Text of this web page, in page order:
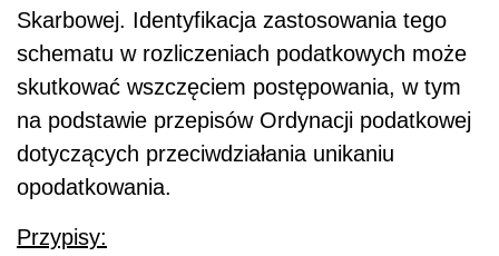
Skarbowej. Identyfikacja zastosowania tego
schematu w rozliczeniach podatkowych może
skutkować wszczęciem postępowania, w tym
na podstawie przepisów Ordynacji podatkowej
dotyczących przeciwdziałania unikaniu
opodatkowania.
Przypisy: